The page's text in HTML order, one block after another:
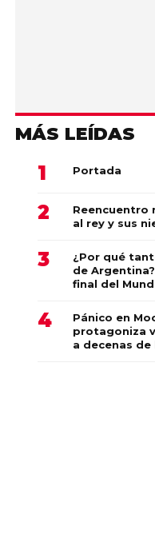
MÁS LEÍDAS
Portada
Reencuentro
al rey y sus
¿Por qué
de
final del
Pánico en
protagoniza
a decenas de